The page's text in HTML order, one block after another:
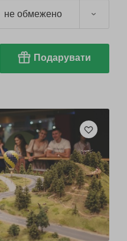
не обмежено
Подарувати